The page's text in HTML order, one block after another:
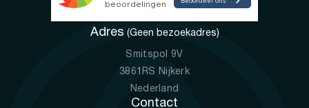
Adres (Geen bezoekadres)
Smitspol 9V
3861RS Nijkerk
Nederland
Contact